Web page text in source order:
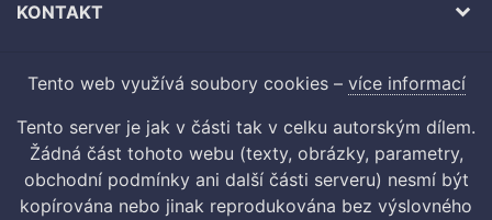
KONTAKT
Tento web využívá soubory cookies – více informací
Tento server je jak v části tak v celku autorským dílem.
Žádná část tohoto webu (texty, obrázky, parametry,
obchodní podmínky ani další části serveru) nesmí být
kopírována nebo jinak reprodukována bez výslovného